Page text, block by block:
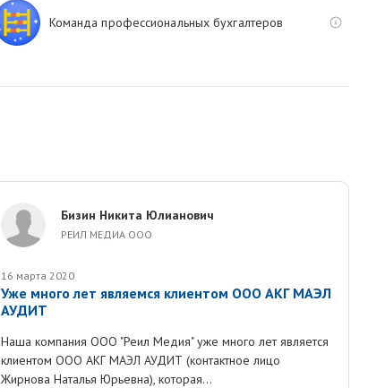
Команда профессиональных бухгалтеров
Бизин Никита Юлианович
РЕИЛ МЕДИА ООО
16 марта 2020
Уже много лет являемся клиентом ООО АКГ МАЭЛ
АУДИТ
Наша компания ООО "Реил Медия" уже много лет является
клиентом ООО АКГ МАЭЛ АУДИТ (контактное лицо
Жирнова Наталья Юрьевна), которая...